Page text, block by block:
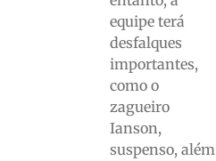
equipe terá
desfalques
importantes,
como o
zagueiro
Ianson,
suspenso, além